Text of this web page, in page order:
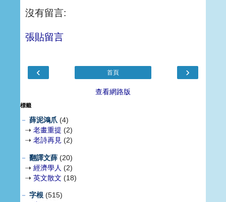
沒有留言:
張貼留言
‹ ›
首頁
查看網路版
標籤
－ 薛泥鴻爪 (4)
⇢ 老畫重提 (2)
⇢ 老詩再見 (2)
－ 翻譯文薛 (20)
⇢ 經濟學人 (2)
⇢ 英文散文 (18)
－ 字根 (515)